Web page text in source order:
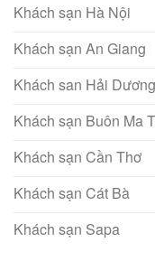
Khách sạn Hà Nội
Khách sạn An Giang
Khách san Hải Dương
Khách sạn Buôn Ma
Khách sạn Cần Thơ
Khách sạn Cát Bà
Khách sạn Sapa